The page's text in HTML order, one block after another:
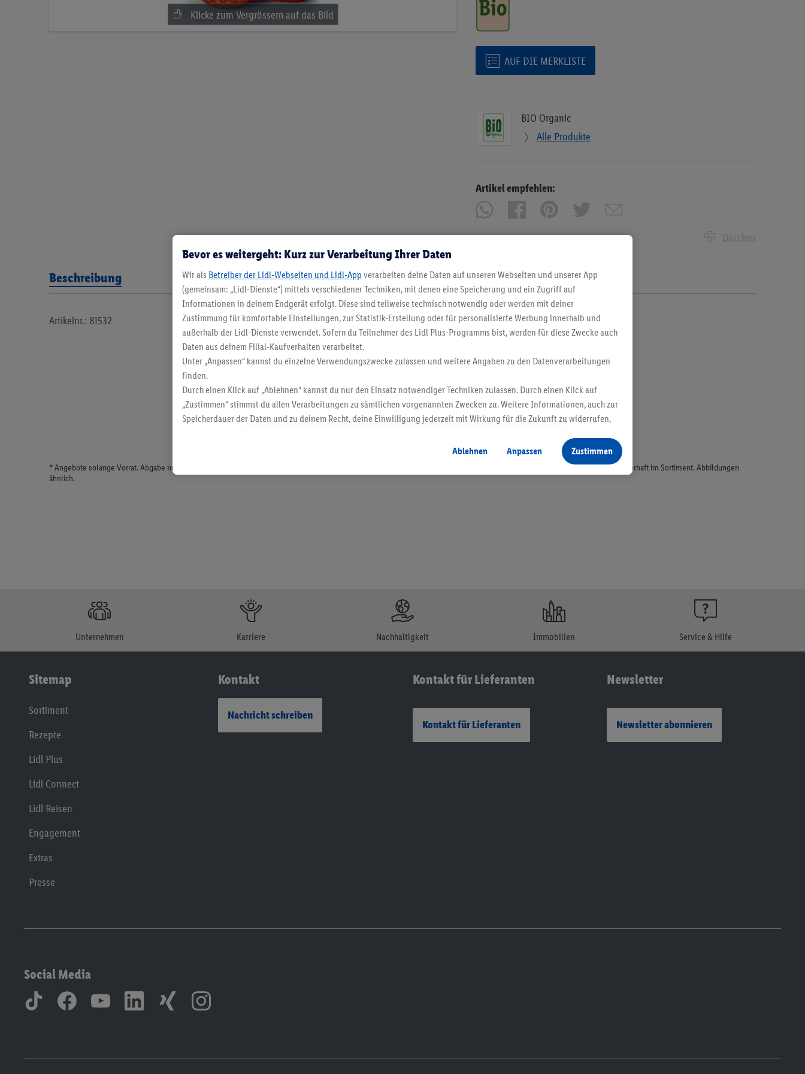
AUF DIE MERKLISTE
BIO Organic
Alle Produkte
Artikel empfehlen:
Drucken
Beschreibung
Artikelnr.: 81532
* Angebote solange Vorrat. Abgabe nur in haushaltsüblichen Mengen. Verkauf ohne Dekoration. Die hier beworbenen Produkte, vor allem NonFood-Produkte, sind nicht alle dauerhaft im Sortiment. Abbildungen
ähnlich.
Unternehmen Karriere Nachhaltigkeit Immobilien Service & Hilfe
Sitemap
Sortiment
Rezepte
Lidl Plus
Lidl Connect
Lidl Reisen
Engagement
Extras
Presse
Kontakt
Nachricht schreiben
Kontakt für Lieferanten
Kontakt für Lieferanten
Newsletter
Newsletter abonnieren
Social Media
Bevor es weitergeht: Kurz zur Verarbeitung Ihrer Daten
Wir als Betreiber der Lidl-Webseiten und Lidl-App verarbeiten deine Daten auf unseren Webseiten und unserer App
(gemeinsam: „Lidl-Dienste“) mittels verschiedener Techniken, mit denen eine Speicherung und ein Zugriff auf
Informationen in deinem Endgerät erfolgt. Diese sind teilweise technisch notwendig oder werden mit deiner
Zustimmung für komfortable Einstellungen, zur Statistik-Erstellung oder für personalisierte Werbung innerhalb und
außerhalb der Lidl-Dienste verwendet. Sofern du Teilnehmer des Lidl Plus-Programms bist, werden für diese Zwecke auch
Daten aus deinem Filial-Kaufverhalten verarbeitet.
Unter „Anpassen“ kannst du einzelne Verwendungszwecke zulassen und weitere Angaben zu den Datenverarbeitungen
finden.
Durch einen Klick auf „Ablehnen“ kannst du nur den Einsatz notwendiger Techniken zulassen. Durch einen Klick auf
„Zustimmen“ stimmst du allen Verarbeitungen zu sämtlichen vorgenannten Zwecken zu. Weitere Informationen, auch zur
Speicherdauer der Daten und zu deinem Recht, deine Einwilligung jederzeit mit Wirkung für die Zukunft zu widerrufen,
Ablehnen
Anpassen Zustimmen